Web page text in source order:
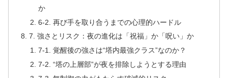
か
6-2. 再び手を取り合うまでの心理的ハードル
7. 強さとリスク：夜の進化は「祝福」か「呪い」か
7-1. 覚醒後の強さは“塔内最強クラス”なのか？
7-2. “塔の上層部”が夜を排除しようとする理由